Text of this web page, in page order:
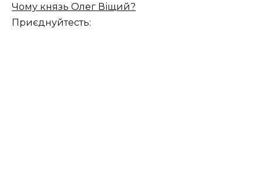
Чому князь Олег Віщий?
Приєднуйтесть: